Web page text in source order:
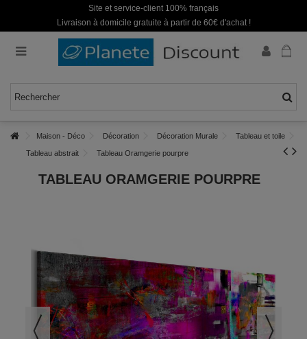
Site et service-client 100% français
Livraison à domicile gratuite à partir de 60€ d'achat !
Maison - Déco Décoration Décoration Murale Tableau et toile
Tableau abstrait Tableau Oramgerie pourpre
TABLEAU ORAMGERIE POURPRE